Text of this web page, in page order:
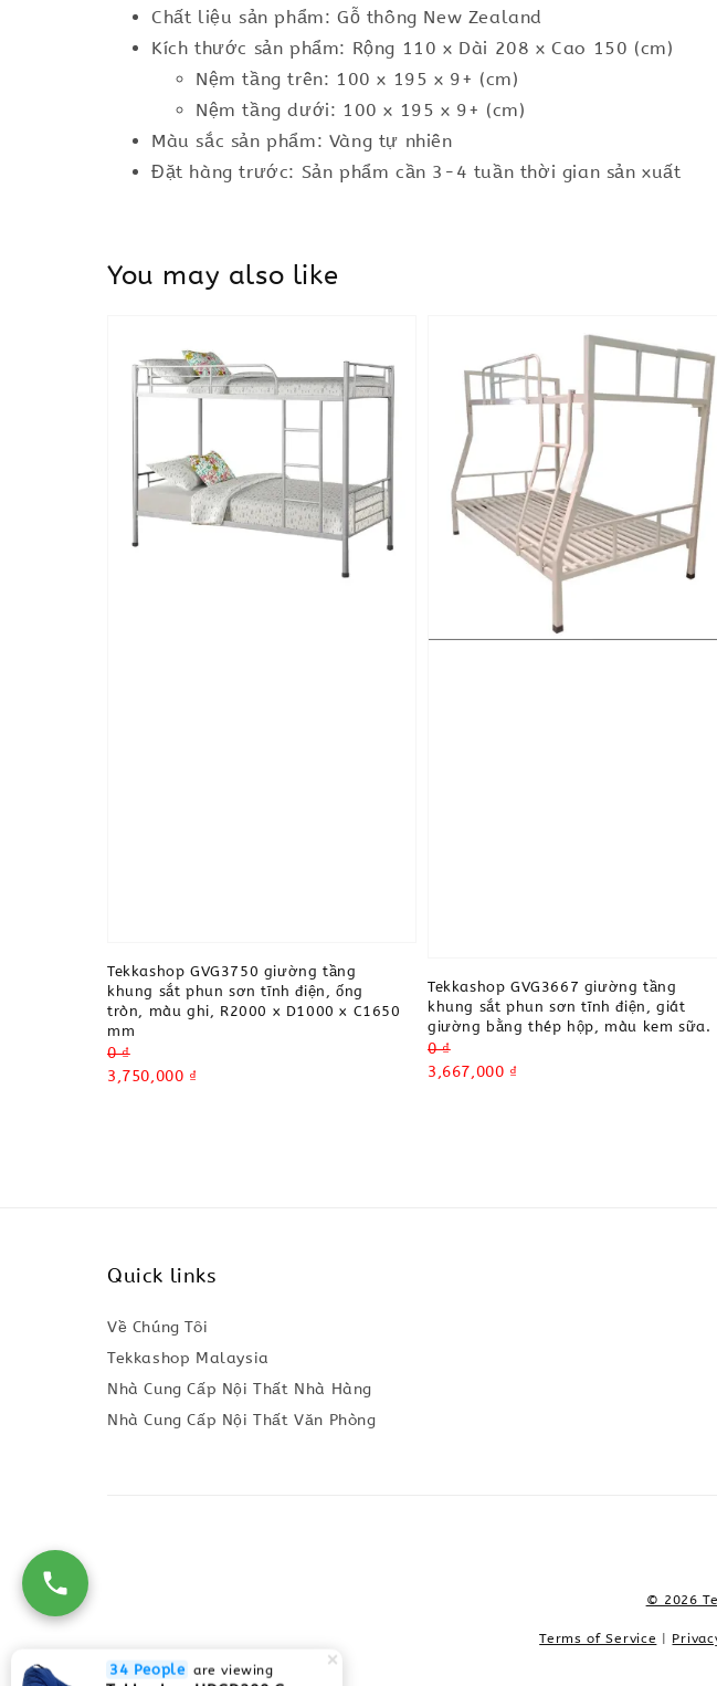
Chất liệu sản phẩm: Gỗ thông New Zealand
Kích thước sản phẩm: Rộng 110 x Dài 208 x Cao 150 (cm)
Nệm tầng trên: 100 x 195 x 9+ (cm)
Nệm tầng dưới: 100 x 195 x 9+ (cm)
Màu sắc sản phẩm: Vàng tự nhiên
Đặt hàng trước: Sản phẩm cần 3-4 tuần thời gian sản xuất
You may also like
Tekkashop GVG3750 giường tầng
khung sắt phun sơn tĩnh điện, ống
tròn, màu ghi, R2000 x D1000 x C1650
mm
Regular
price
0 ₫
Sale
3,750,000 ₫
Tekkashop GVG3667 giường tầng
khung sắt phun sơn tĩnh điện, giát
giường bằng thép hộp, màu kem sữa.
Regular
price
0 ₫
Sale
3,667,000 ₫
Quick links
Về Chúng Tôi
Tekkashop Malaysia
Nhà Cung Cấp Nội Thất Nhà Hàng
Nhà Cung Cấp Nội Thất Văn Phòng
© 2026
Terms of Service
34 People are viewing